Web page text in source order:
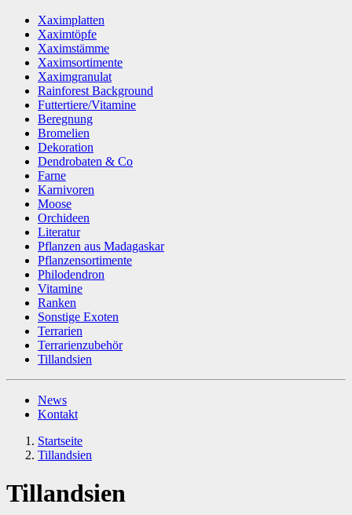
Xaximplatten
Xaximtöpfe
Xaximstämme
Xaximsortimente
Xaximgranulat
Rainforest Background
Futtertiere/Vitamine
Beregnung
Bromelien
Dekoration
Dendrobaten & Co
Farne
Karnivoren
Moose
Orchideen
Literatur
Pflanzen aus Madagaskar
Pflanzensortimente
Philodendron
Vitamine
Ranken
Sonstige Exoten
Terrarien
Terrarienzubehör
Tillandsien
News
Kontakt
Startseite
Tillandsien
Tillandsien